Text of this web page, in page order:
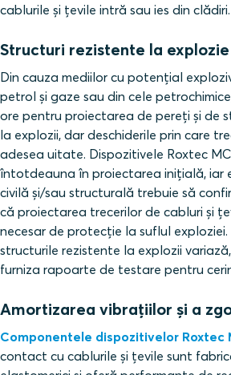
cablurile și țevile intră sau ies din clădiri.
Structuri rezistente la explozie
Din cauza mediilor cu potențial
petrol și gaze sau din cele
ore pentru proiectarea de pereți și de
la explozii, dar deschiderile prin care
adesea uitate. Dispozitivele Roxtec
întotdeauna în proiectarea inițială, iar
civilă și/sau structurală trebuie să
că proiectarea trecerilor de cabluri și
necesar de protecție la suflul
structurile rezistente la explozii
furniza rapoarte de testare pentru
Amortizarea vibrațiilor și a
Componentele dispozitivelor Roxtec
contact cu cablurile și țevile sunt